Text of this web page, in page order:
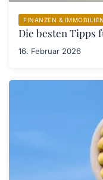
FINANZEN & IMMOBILIEN
Die besten Tipps
16. Februar 2026